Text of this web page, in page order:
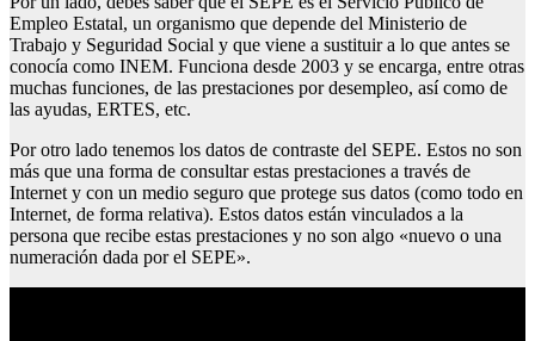
Empleo Estatal, un organismo que depende del Ministerio de
Trabajo y Seguridad Social y que viene a sustituir a lo que antes se
conocía como INEM. Funciona desde 2003 y se encarga, entre otras
muchas funciones, de las prestaciones por desempleo, así como de
las ayudas, ERTES, etc.
Por otro lado tenemos los datos de contraste del SEPE. Estos no son
más que una forma de consultar estas prestaciones a través de
Internet y con un medio seguro que protege sus datos (como todo en
Internet, de forma relativa). Estos datos están vinculados a la
persona que recibe estas prestaciones y no son algo «nuevo o una
numeración dada por el SEPE».